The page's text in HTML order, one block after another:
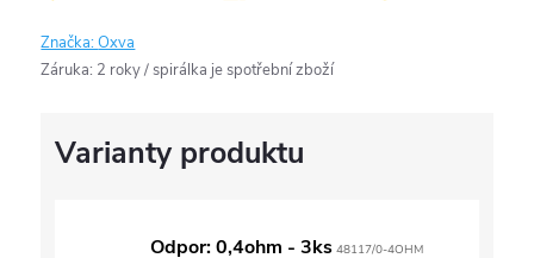
Značka:Oxva
Záruka: 2 roky / spirálka je spotřební zboží
Odpor: 0,4ohm - 3ks 48117/0-4OHM